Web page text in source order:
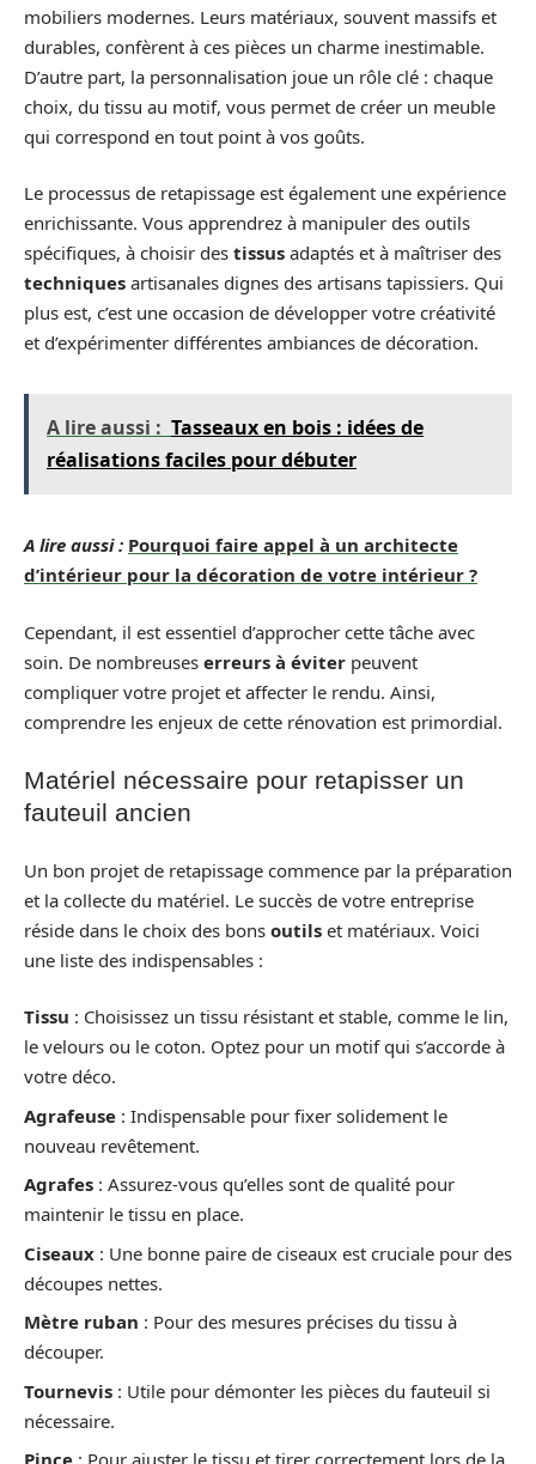
mobiliers modernes. Leurs matériaux, souvent massifs et
durables, confèrent à ces pièces un charme inestimable.
D’autre part, la personnalisation joue un rôle clé : chaque
choix, du tissu au motif, vous permet de créer un meuble
qui correspond en tout point à vos goûts.
Le processus de retapissage est également une expérience
enrichissante. Vous apprendrez à manipuler des outils
spécifiques, à choisir des tissus adaptés et à maîtriser des
techniques artisanales dignes des artisans tapissiers. Qui
plus est, c’est une occasion de développer votre créativité
et d’expérimenter différentes ambiances de décoration.
A lire aussi : Tasseaux en bois : idées de
réalisations faciles pour débuter
A lire aussi : Pourquoi faire appel à un architecte
d’intérieur pour la décoration de votre intérieur ?
Cependant, il est essentiel d’approcher cette tâche avec
soin. De nombreuses erreurs à éviter peuvent
compliquer votre projet et affecter le rendu. Ainsi,
comprendre les enjeux de cette rénovation est primordial.
Matériel nécessaire pour retapisser un
fauteuil ancien
Un bon projet de retapissage commence par la préparation
et la collecte du matériel. Le succès de votre entreprise
réside dans le choix des bons outils et matériaux. Voici
une liste des indispensables :
Tissu : Choisissez un tissu résistant et stable, comme le lin,
le velours ou le coton. Optez pour un motif qui s’accorde à
votre déco.
Agrafeuse : Indispensable pour fixer solidement le
nouveau revêtement.
Agrafes : Assurez-vous qu’elles sont de qualité pour
maintenir le tissu en place.
Ciseaux : Une bonne paire de ciseaux est cruciale pour des
découpes nettes.
Mètre ruban : Pour des mesures précises du tissu à
découper.
Tournevis : Utile pour démonter les pièces du fauteuil si
nécessaire.
Pince : Pour ajuster le tissu et tirer correctement lors de la